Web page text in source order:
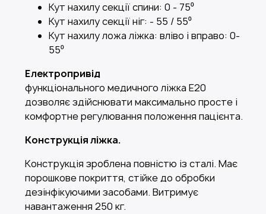
Кут нахилу секції спини: 0 - 75⁰
Кут нахилу секції ніг: - 55 / 55⁰
Кут нахилу ложа ліжка: вліво і вправо: 0-
55⁰
Електропривід
функціонального медичного ліжка E20
дозволяє здійснювати максимально просте і
комфортне регулювання положення пацієнта.
Конструкція ліжка.
Конструкція зроблена повністю із сталі. Має
порошкове покриття, стійке до обробки
дезінфікуючими засобами. Витримує
навантаження 250 кг.